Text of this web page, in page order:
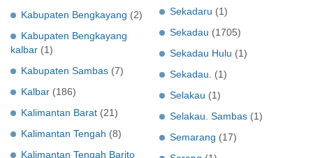
Kabupaten Bengkayang (2)
Kabupaten Bengkayang
kalbar (1)
Kabupaten Sambas (7)
Kalbar (186)
Kalimantan Barat (21)
Kalimantan Tengah (8)
Kalimantan Tengah Barito
Sekadaru (1)
Sekadau (1705)
Sekadau Hulu (1)
Sekadau.
(1)
Selakau (1)
Selakau. Sambas (1)
Semarang (17)